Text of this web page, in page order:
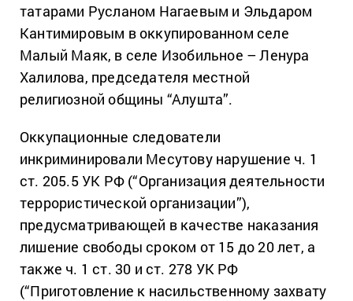
татарами Русланом Нагаевым и Эльдаром
Кантимировым в оккупированном селе
Малый Маяк, в селе Изобильное – Ленура
Халилова, председателя местной
религиозной общины “Алушта”.
Оккупационные следователи
инкриминировали Месутову нарушение ч. 1
ст. 205.5 УК РФ (“Организация деятельности
террористической организации”),
предусматривающей в качестве наказания
лишение свободы сроком от 15 до 20 лет, а
также ч. 1 ст. 30 и ст. 278 УК РФ
(“Приготовление к насильственному захвату